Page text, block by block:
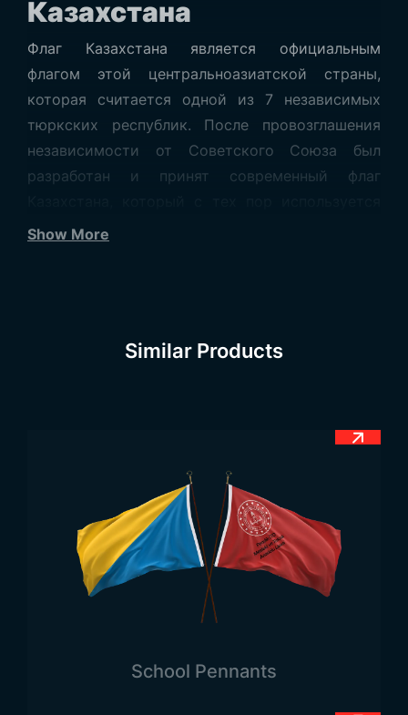
Казахстана
Флаг Казахстана является официальным
флагом этой центральноазиатской страны,
которая считается одной из 7 независимых
тюркских республик. После провозглашения
независимости от Советского Союза был
разработан и принят современный флаг
без изменений. Этот флаг, символизирующий
имеет особое место в конституции и
Казахстана
Как и на всех государственных флагах, на флаге
Казахстана изображены символы, имеющие
важное значение для народа. Эти символы
служат источником мотивации и силы для
нации и несут послание другим народам.
Основной цвет фона флага — светло-голубой,
используется тюрками и ассоциируется с
Show More
Similar Products
School Pennants